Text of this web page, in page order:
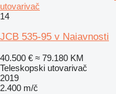
utovarivač
14
JCB 535-95 v Naiavnosti
40.500 € ≈ 79.180 KM
Teleskopski utovarivač
2019
2.400 m/č